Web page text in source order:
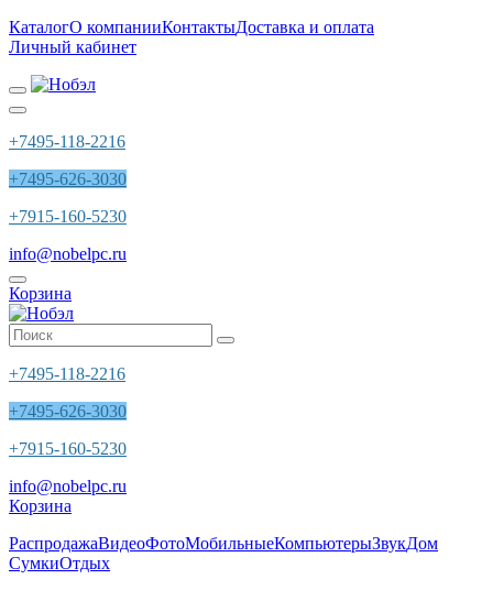
КаталогО компанииКонтактыДоставка и оплата
Личный кабинет
+7495-118-2216
+7495-626-3030
+7915-160-5230
info@nobelpc.ru
Корзина
+7495-118-2216
+7495-626-3030
+7915-160-5230
info@nobelpc.ru
Корзина
РаспродажаВидеоФотоМобильныеКомпьютерыЗвукДом
СумкиОтдых